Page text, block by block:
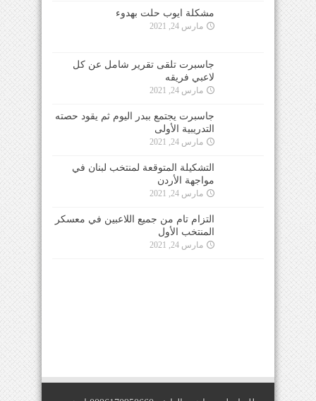
مشكلة ايوب حلت بهدوء
مارس 24, 2021
جاسبرت تلقى تقرير شامل عن كل
لاعبي فريقه
مارس 24, 2021
جاسبرت يجتمع ببدر اليوم ثم يقود حصته
التدريبية الأولى
مارس 24, 2021
التشكيلة المتوقعة لمنتخب لبنان في
مواجهة الأردن
مارس 24, 2021
التزام تام من جميع اللاعبين في معسكر
المنتخب الأول
مارس 24, 2021